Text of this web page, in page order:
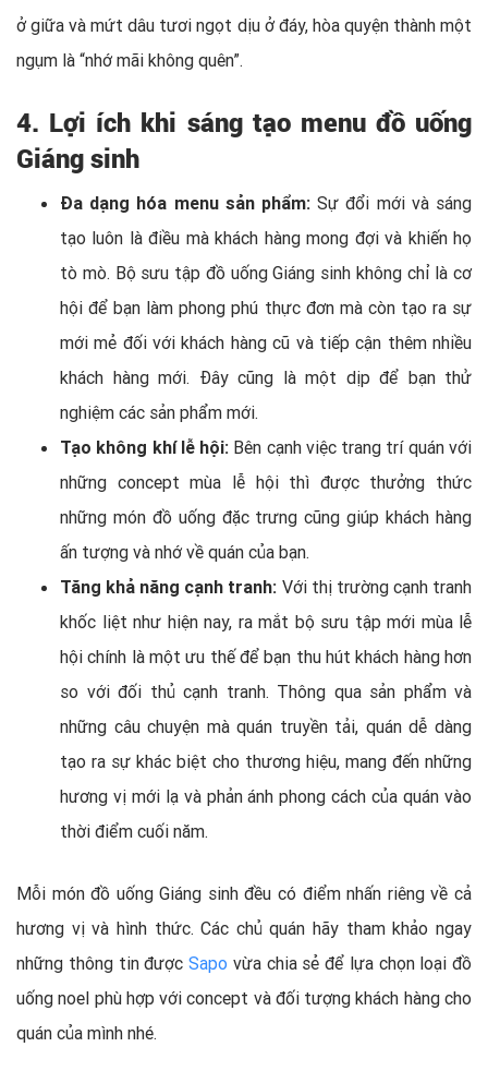
ở giữa và mứt dâu tươi ngọt dịu ở đáy, hòa quyện thành một
ngụm là “nhớ mãi không quên”.
4. Lợi ích khi sáng tạo menu đồ uống
Giáng sinh
Đa dạng hóa menu sản phẩm: Sự đổi mới và sáng
tạo luôn là điều mà khách hàng mong đợi và khiến họ
tò mò. Bộ sưu tập đồ uống Giáng sinh không chỉ là cơ
hội để bạn làm phong phú thực đơn mà còn tạo ra sự
mới mẻ đối với khách hàng cũ và tiếp cận thêm nhiều
khách hàng mới. Đây cũng là một dịp để bạn thử
nghiệm các sản phẩm mới.
Tạo không khí lễ hội: Bên cạnh việc trang trí quán với
những concept mùa lễ hội thì được thưởng thức
những món đồ uống đặc trưng cũng giúp khách hàng
ấn tượng và nhớ về quán của bạn.
Tăng khả năng cạnh tranh: Với thị trường cạnh tranh
khốc liệt như hiện nay, ra mắt bộ sưu tập mới mùa lễ
hội chính là một ưu thế để bạn thu hút khách hàng hơn
so với đối thủ cạnh tranh. Thông qua sản phẩm và
những câu chuyện mà quán truyền tải, quán dễ dàng
tạo ra sự khác biệt cho thương hiệu, mang đến những
hương vị mới lạ và phản ánh phong cách của quán vào
thời điểm cuối năm.
Mỗi món đồ uống Giáng sinh đều có điểm nhấn riêng về cả
hương vị và hình thức. Các chủ quán hãy tham khảo ngay
những thông tin được Sapo vừa chia sẻ để lựa chọn loại đồ
uống noel phù hợp với concept và đối tượng khách hàng cho
quán của mình nhé.